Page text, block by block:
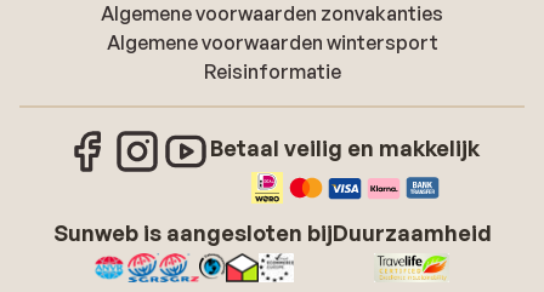
Algemene voorwaarden zonvakanties
Algemene voorwaarden wintersport
Reisinformatie
Betaal veilig en makkelijk
Sunweb is aangesloten bijDuurzaamheid